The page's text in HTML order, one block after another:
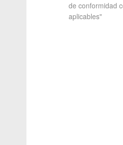
de conformidad
aplicables"